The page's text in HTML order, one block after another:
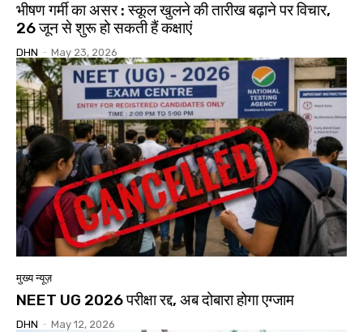
भीषण गर्मी का असर : स्कूल खुलने की तारीख बढ़ाने पर विचार,
26 जून से शुरू हो सकती हैं कक्षाएं
DHN - May 23, 2026
मुख्य न्यूज़
NEET UG 2026 परीक्षा रद्द, अब दोबारा होगा एग्जाम
DHN - May 12, 2026